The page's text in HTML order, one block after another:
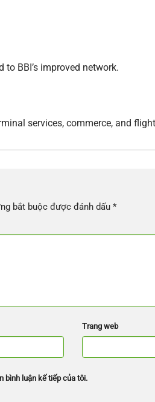
BBI’s improved network.
services, commerce, and
bắt buộc được đánh dấu *
Trang web
bình luận kế tiếp của tôi.